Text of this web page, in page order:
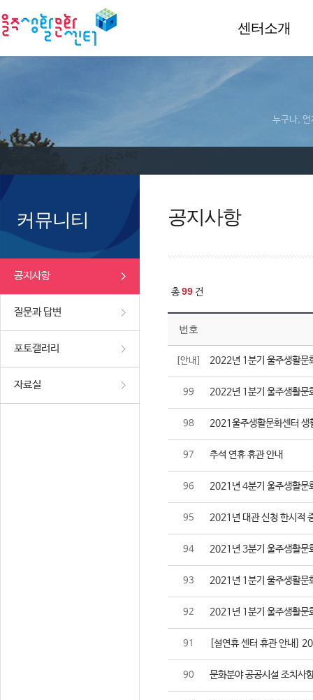
센터소개
누구나, 언
커뮤니티
공지사항
질문과 답변
포토갤러리
자료실
공지사항
총99 건
번호
[안내] 2022년 1분기 울주생활문
99 2022년 1분기 울주생활문
98 2021울주생활문화센터 생
97 추석 연휴 휴관 안내
96 2021년 4분기 울주생활문
95 2021년 대관 신청 한시적
94 2021년 3분기 울주생활문
93 2021년 1분기 울주생활문
92 2021년 1분기 울주생활문
91 [설연휴 센터 휴관 안내
90 문화분야 공공시설 조치사